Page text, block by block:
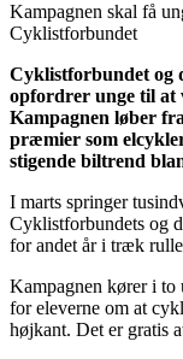
Kampagnen skal få
Cyklistforbundet
Cyklistforbundet og
opfordrer unge til at
Kampagnen løber
præmier som
stigende biltrend
I marts springer
Cyklistforbundets og
for andet år i træk
Kampagnen kører i
for eleverne om at
højkant. Det er gratis